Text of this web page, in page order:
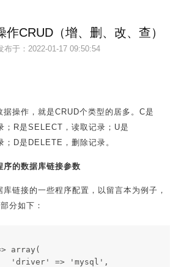
作CRUD（增、删、改、查）
布于： 2022-01-17 09:50:54
据操作，就是CRUD个类型的居多。C是
；R是SELECT，读取记录；U是
；D是DELETE，删除记录。
序的数据库链接参数
链接的一些程序配置，以留言本为例子，
分如下：
=> 'mysql',